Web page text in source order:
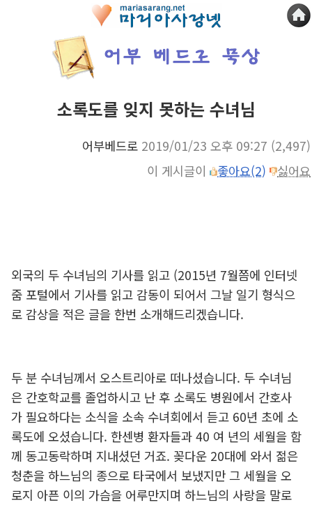
소록도를 잊지 못하는 수녀님
어부베드로 2019/01/23 오후 09:27 (2,497)
이 게시글이
좋아요(2) 싫어요
외국의 두 수녀님의 기사를 읽고 (2015년 7월쯤에 인터넷
줌 포털에서 기사를 읽고 감동이 되어서 그날 일기 형식으
로 감상을 적은 글을 한번 소개해드리겠습니다.
두 분 수녀님께서 오스트리아로 떠나셨습니다. 두 수녀님
은 간호학교를 졸업하시고 난 후 소록도 병원에서 간호사
가 필요하다는 소식을 소속 수녀회에서 듣고 60년 초에 소
록도에 오셨습니다. 한센병 환자들과 40 여 년의 세월을 함
께 동고동락하며 지내셨던 거죠. 꽂다운 20대에 와서 젊은
청춘을 하느님의 종으로 타국에서 보냈지만 그 세월을 오
로지 아픈 이의 가슴을 어루만지며 하느님의 사랑을 말로